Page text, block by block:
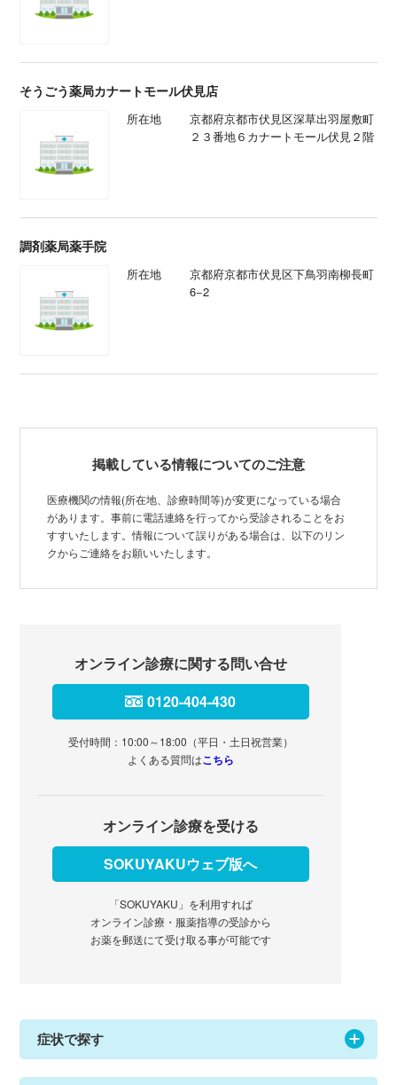
そうごう薬局カナートモール伏見店
所在地
京都府京都市伏見区深草出羽屋敷町
２３番地６カナートモール伏見２階
調剤薬局薬手院
所在地
京都府京都市伏見区下鳥羽南柳長町
6−2
掲載している情報についてのご注意
医療機関の情報(所在地、診療時間等)が変更になっている場合
があります。事前に電話連絡を行ってから受診されることをお
すすいたします。情報について誤りがある場合は、以下のリン
クからご連絡をお願いいたします。
オンライン診療に関する問い合せ
0120-404-430
受付時間：10:00～18:00（平日・土日祝営業）
よくある質問はこちら
オンライン診療を受ける
SOKUYAKUウェブ版へ
「SOKUYAKU」を利用すれば
オンライン診療・服薬指導の受診から
お薬を郵送にて受け取る事が可能です
症状で探す